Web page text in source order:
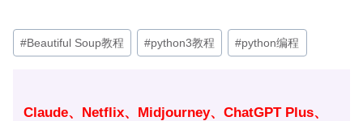
文
章
#Beautiful Soup教程 #python3教程 #python编程
Claude、Netflix、Midjourney、ChatGPT Plus、